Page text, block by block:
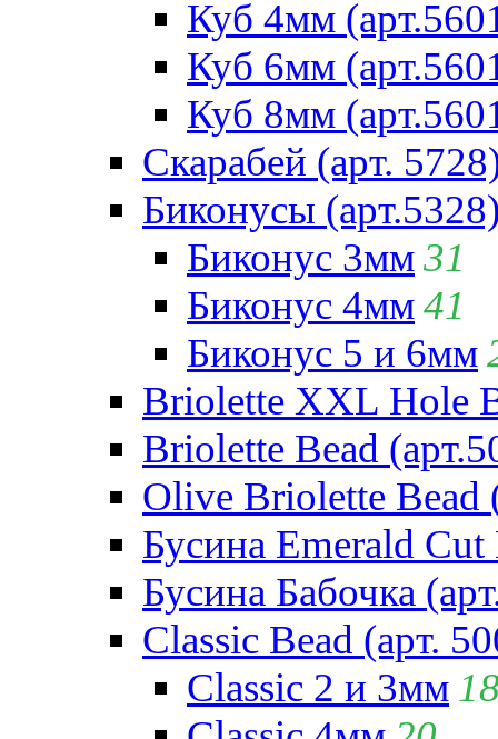
Куб 4мм
Куб 6мм
Куб 8мм
Скарабей (арт.
Биконусы
Биконус 3мм31
Биконус 4мм41
Биконус 5 и 6мм
Briolette XXL Hole
Briolette Bead
Olive Briolette Bead
Бусина Emerald Cut
Бусина Бабочка
Classic Bead (арт.
Classic 2 и 3мм